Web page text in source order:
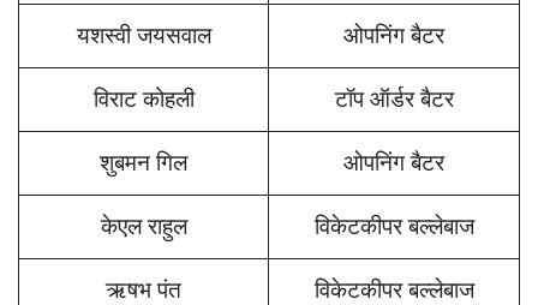
यशस्वी जयसवाल ओपनिंग बैटर
विराट कोहली टॉप ऑर्डर बैटर
शुबमन गिल ओपनिंग बैटर
केएल राहुल विकेटकीपर बल्लेबाज
ऋषभ पंत विकेटकीपर बल्लेबाज